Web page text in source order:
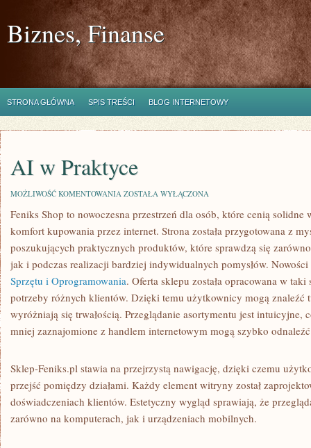
Biznes, Finanse
STRONA GŁÓWNA SPIS TREŚCI BLOG INTERNETOWY
AI w Praktyce
MOŻLIWOŚĆ KOMENTOWANIA AI
PRAKTYCE
ZOSTAŁA WYŁĄCZONA
Feniks Shop to nowoczesna przestrzeń dla osób, które cenią
komfort kupowania przez internet. Strona została przygotowana z
poszukujących praktycznych produktów, które sprawdzą się
jak i podczas realizacji bardziej indywidualnych pomysłów.
Sprzętu i Oprogramowania. Oferta sklepu została opracowana w
potrzeby różnych klientów. Dzięki temu użytkownicy mogą znaleźć
wyróżniają się trwałością. Przeglądanie asortymentu jest intuicyjne,
mniej zaznajomione z handlem internetowym mogą szybko
Sklep-Feniks.pl stawia na przejrzystą nawigację, dzięki czemu
przejść pomiędzy działami. Każdy element witryny został
doświadczeniach klientów. Estetyczny wygląd sprawiają, że
zarówno na komputerach, jak i urządzeniach mobilnych.